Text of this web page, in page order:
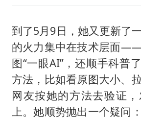
到了5月9日，她又更新了
的火力集中在技术层面
图“一眼AI”，还顺手科普
方法，比如看原图大小、
网友按她的方法去验证
上。她顺势抛出一个疑问